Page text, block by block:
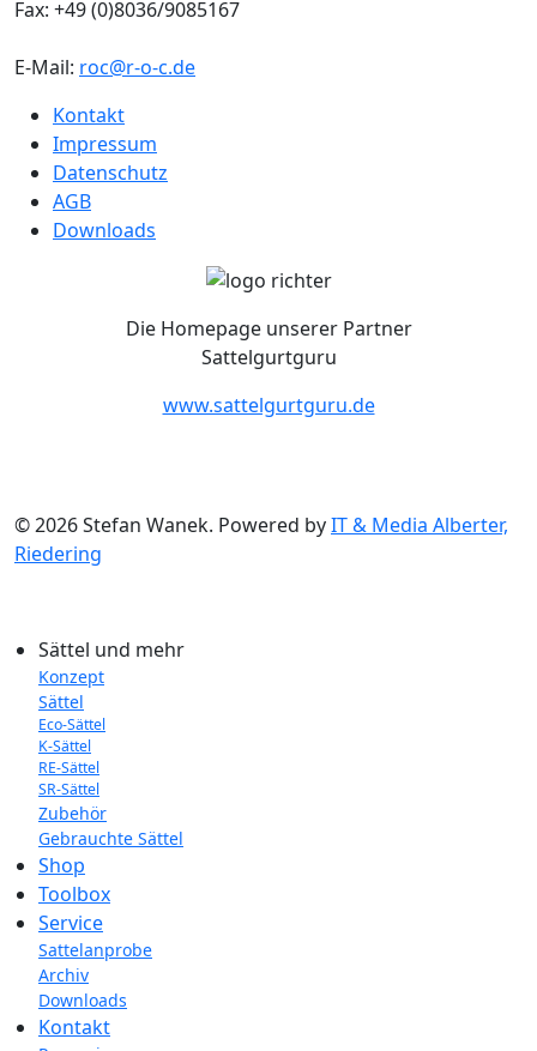
Fax: +49 (0)8036/9085167
E-Mail: roc@r-o-c.de
Kontakt
Impressum
Datenschutz
AGB
Downloads
Die Homepage unserer Partner
Sattelgurtguru
www.sattelgurtguru.de
© 2026 Stefan Wanek. Powered byIT & Media Alberter,
Riedering
Sättel und mehr
Konzept
Sättel
Eco-Sättel
K-Sättel
RE-Sättel
SR-Sättel
Zubehör
Gebrauchte Sättel
Shop
Toolbox
Service
Sattelanprobe
Archiv
Downloads
Kontakt